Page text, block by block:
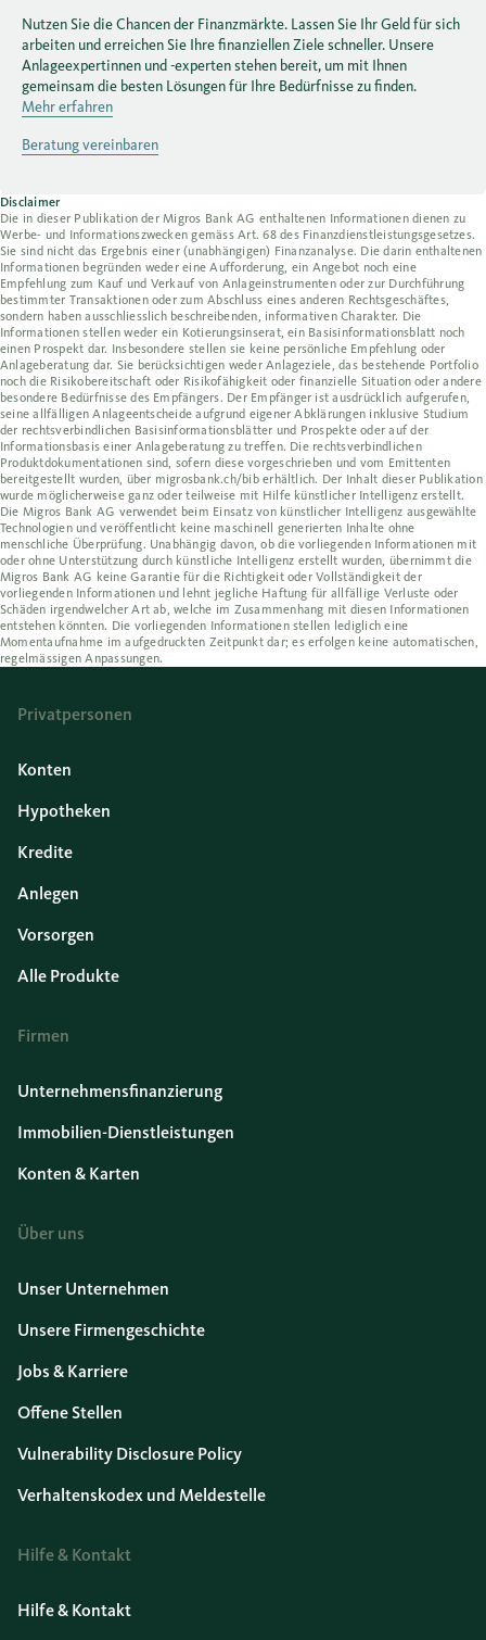
Nutzen Sie die Chancen der Finanzmärkte. Lassen Sie Ihr Geld für sich
arbeiten und erreichen Sie Ihre finanziellen Ziele schneller. Unsere
Anlageexpertinnen und -experten stehen bereit, um mit Ihnen
gemeinsam die besten Lösungen für Ihre Bedürfnisse zu finden.
Mehr erfahren
Beratung vereinbaren
Disclaimer
Die in dieser Publikation der Migros Bank AG enthaltenen Informationen dienen zu
Werbe- und Informationszwecken gemäss Art. 68 des Finanzdienstleistungsgesetzes.
Sie sind nicht das Ergebnis einer (unabhängigen) Finanzanalyse. Die darin enthaltenen
Informationen begründen weder eine Aufforderung, ein Angebot noch eine
Empfehlung zum Kauf und Verkauf von Anlageinstrumenten oder zur Durchführung
bestimmter Transaktionen oder zum Abschluss eines anderen Rechtsgeschäftes,
sondern haben ausschliesslich beschreibenden, informativen Charakter. Die
Informationen stellen weder ein Kotierungsinserat, ein Basisinformationsblatt noch
einen Prospekt dar. Insbesondere stellen sie keine persönliche Empfehlung oder
Anlageberatung dar. Sie berücksichtigen weder Anlageziele, das bestehende Portfolio
noch die Risikobereitschaft oder Risikofähigkeit oder finanzielle Situation oder andere
besondere Bedürfnisse des Empfängers. Der Empfänger ist ausdrücklich aufgerufen,
seine allfälligen Anlageentscheide aufgrund eigener Abklärungen inklusive Studium
der rechtsverbindlichen Basisinformationsblätter und Prospekte oder auf der
Informationsbasis einer Anlageberatung zu treffen. Die rechtsverbindlichen
Produktdokumentationen sind, sofern diese vorgeschrieben und vom Emittenten
bereitgestellt wurden, über migrosbank.ch/bib erhältlich. Der Inhalt dieser Publikation
wurde möglicherweise ganz oder teilweise mit Hilfe künstlicher Intelligenz erstellt.
Die Migros Bank AG verwendet beim Einsatz von künstlicher Intelligenz ausgewählte
Technologien und veröffentlicht keine maschinell generierten Inhalte ohne
menschliche Überprüfung. Unabhängig davon, ob die vorliegenden Informationen mit
oder ohne Unterstützung durch künstliche Intelligenz erstellt wurden, übernimmt die
Migros Bank AG keine Garantie für die Richtigkeit oder Vollständigkeit der
vorliegenden Informationen und lehnt jegliche Haftung für allfällige Verluste oder
Schäden irgendwelcher Art ab, welche im Zusammenhang mit diesen Informationen
entstehen könnten. Die vorliegenden Informationen stellen lediglich eine
Momentaufnahme im aufgedruckten Zeitpunkt dar; es erfolgen keine automatischen,
regelmässigen Anpassungen.
Privatpersonen
Konten
Hypotheken
Kredite
Anlegen
Vorsorgen
Alle Produkte
Firmen
Unternehmensfinanzierung
Immobilien-Dienstleistungen
Konten & Karten
Über uns
Unser Unternehmen
Unsere Firmengeschichte
Jobs & Karriere
Offene Stellen
Vulnerability Disclosure Policy
Verhaltenskodex und Meldestelle
Hilfe & Kontakt
Hilfe & Kontakt